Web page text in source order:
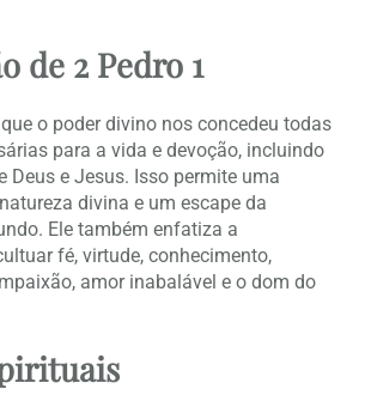
de 2 Pedro 1
o poder divino nos concedeu todas
para a vida e devoção, incluindo
Deus e Jesus. Isso permite uma
divina e um escape da
Ele também enfatiza a
fé, virtude, conhecimento,
amor inabalável e o dom do